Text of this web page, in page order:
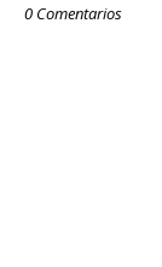
0 Comentarios